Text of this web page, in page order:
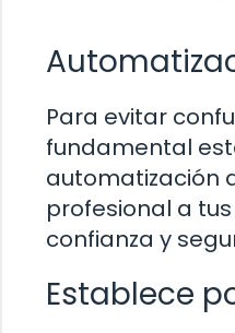
Para evitar
fundamental
automatización
profesional a
confianza y
Establece